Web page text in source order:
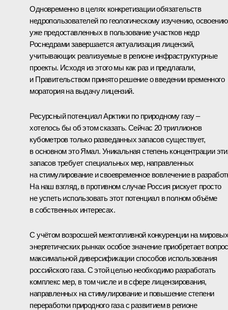
Одновременно в целях конкретизации обязательств
недропользователей по геологическому изучению, освоению
уже предоставленных в пользование участков недр
Роснедрами завершается актуализация лицензий,
учитывающих реализуемые в регионе инфраструктурные
проекты. Исходя из этого мы как раз и предлагали,
и Правительством принято решение о введении временного
моратория на выдачу лицензий.
Ресурсный потенциал Арктики по природному газу –
хотелось бы об этом сказать. Сейчас 20 триллионов
кубометров только разведанных запасов существует,
в основном это Ямал. Уникальная степень концентрации
запасов требует специальных мер, направленных
на стимулирование и своевременное вовлечение в
На наш взгляд, в противном случае Россия рискует просто
не успеть использовать этот потенциал в полном объёме
в собственных интересах.
С учётом возросшей межтопливной конкуренции на мировых
энергетических рынках особое значение приобретает вопрос
максимальной диверсификации способов использования
российского газа. С этой целью необходимо разработать
комплекс мер, в том числе и в сфере лицензирования,
направленных на стимулирование и повышение степени
переработки природного газа с развитием в регионе